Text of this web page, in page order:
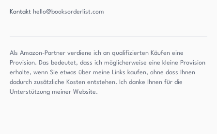
Kontakt hello@booksorderlist.com
Als Amazon-Partner verdiene ich an qualifizierten Käufen eine
Provision. Das bedeutet, dass ich möglicherweise eine kleine Provision
erhalte, wenn Sie etwas über meine Links kaufen, ohne dass Ihnen
dadurch zusätzliche Kosten entstehen. Ich danke Ihnen für die
Unterstützung meiner Website.